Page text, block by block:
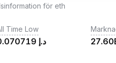
för eth
Time Low
د.إ